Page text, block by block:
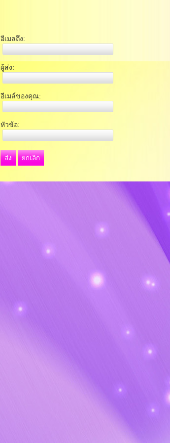
อีเมลถึง:
ผู้ส่ง:
อีเมล์ของคุณ:
หัวข้อ:
ส่ง ยกเลิก